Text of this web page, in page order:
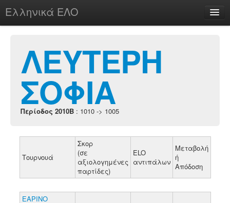
Ελληνικά ΕΛΟ
chesstu.be @ discord
Login
ΛΕΥΤΕΡΗ
ΣΟΦΙΑ
Περίοδος 2010B : 1010 -> 1005
Τουρνουά
Σκορ
(σε
αξιολογημένες
παρτίδες)
ELO
αντιπάλων
Μεταβολή
ή
Απόδοση
ΕΑΡΙΝΟ